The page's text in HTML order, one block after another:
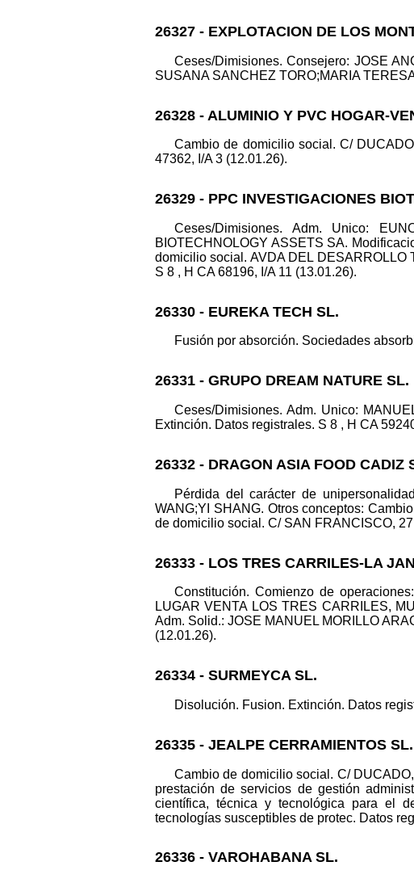
26327 - EXPLOTACION DE LOS
Ceses/Dimisiones. Consejero: JOSE
SUSANA SANCHEZ TORO;MARIA
26328 - ALUMINIO Y PVC HOGAR-
Cambio de domicilio social. C/
47362, I/A 3 (12.01.26).
26329 - PPC INVESTIGACIONES
Ceses/Dimisiones. Adm. Unico:
BIOTECHNOLOGY ASSETS SA.
domicilio social. AVDA DEL DESARROLLO
S 8 , H CA 68196, I/A 11 (13.01.26).
26330 - EUREKA TECH SL.
Fusión por absorción. Sociedades
26331 - GRUPO DREAM NATURE SL.
Ceses/Dimisiones. Adm. Unico:
Extinción. Datos registrales. S 8 , H CA
26332 - DRAGON ASIA FOOD CADIZ
Pérdida del carácter de
WANG;YI SHANG. Otros conceptos:
de domicilio social. C/ SAN FRANCISCO,
26333 - LOS TRES CARRILES-LA
Constitución. Comienzo de
LUGAR VENTA LOS TRES CARRILES,
Adm. Solid.: JOSE MANUEL MORILLO
(12.01.26).
26334 - SURMEYCA SL.
Disolución. Fusion. Extinción. Datos
26335 - JEALPE CERRAMIENTOS SL.
Cambio de domicilio social. C/
prestación de servicios de gestión
científica, técnica y tecnológica para el
tecnologías susceptibles de protec. Datos
26336 - VAROHABANA SL.